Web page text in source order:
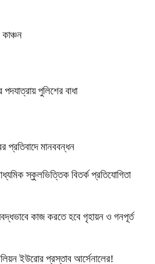
পুলিশের বাধা
প্রতিবাদে মানববন্ধন
স্কুলভিত্তিক বিতর্ক প্রতিযোগিতা
কাজ করতে হবে গৃহায়ন ও গনপূর্ত
ইউরোর প্রস্তাব আর্সেনালের!